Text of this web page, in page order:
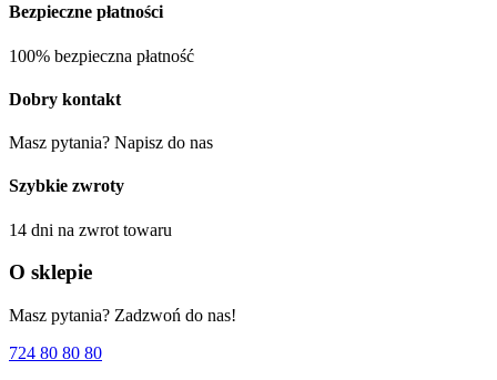
Bezpieczne płatności
100% bezpieczna płatność
Dobry kontakt
Masz pytania? Napisz do nas
Szybkie zwroty
14 dni na zwrot towaru
O sklepie
Masz pytania? Zadzwoń do nas!
724 80 80 80